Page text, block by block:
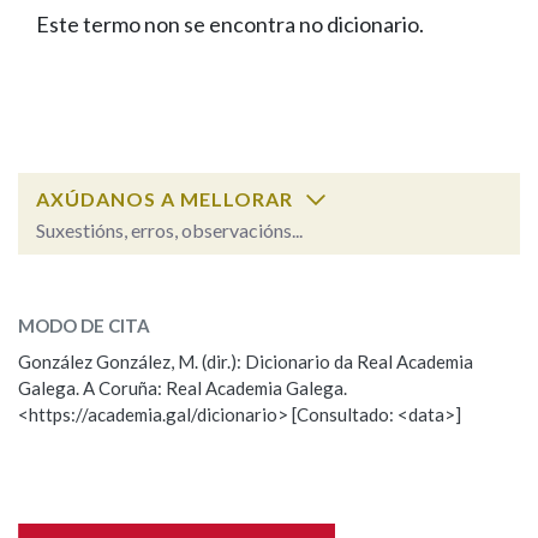
FIGURAS HOMENAXEADAS
PORTAL DAS PALABRAS
Facebook
TwitterYoutubeInstagram
Bluesky
BUSCAR NOS LEMAS
Remata por
BUSCAR NO CONTIDO
Nas definicións
Este termo non se encontra no dicionario.
AXÚDANOS A MELLORAR
Suxestións, erros, observacións...
Observación
Nome
MODO DE CITA
González González, M. (dir.): Dicionario da Real Academia
Galega. A Coruña: Real Academia Galega.
<https://academia.gal/dicionario> [Consultado: <data>]